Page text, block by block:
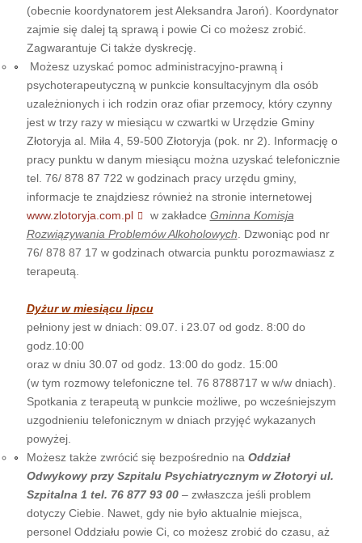
(obecnie koordynatorem jest Aleksandra Jaroń). Koordynator
zajmie się dalej tą sprawą i powie Ci co możesz zrobić.
Zagwarantuje Ci także dyskrecję.
Możesz uzyskać pomoc administracyjno-prawną i
psychoterapeutyczną w punkcie konsultacyjnym dla osób
uzależnionych i ich rodzin oraz ofiar przemocy, który czynny
jest w trzy razy w miesiącu w czwartki w Urzędzie Gminy
Złotoryja al. Miła 4, 59-500 Złotoryja (pok. nr 2). Informację o
pracy punktu w danym miesiącu można uzyskać telefonicznie
tel. 76/ 878 87 722 w godzinach pracy urzędu gminy,
informacje te znajdziesz również na stronie internetowej
www.zlotoryja.com.pl
w zakładce Gminna Komisja
Rozwiązywania Problemów Alkoholowych . Dzwoniąc pod nr
76/ 878 87 17 w godzinach otwarcia punktu porozmawiasz z
terapeutą.
Dyżur w miesiącu lipcu
pełniony jest w dniach: 09.07. i 23.07 od godz. 8:00 do
godz.10:00
oraz w dniu 30.07 od godz. 13:00 do godz. 15:00
(w tym rozmowy telefoniczne tel. 76 8788717 w w/w dniach).
Spotkania z terapeutą w punkcie możliwe, po wcześniejszym
uzgodnieniu telefonicznym w dniach przyjęć wykazanych
powyżej.
Możesz także zwrócić się bezpośrednio na Oddział
Odwykowy przy Szpitalu Psychiatrycznym w Złotoryi ul.
Szpitalna 1 tel. 76 877 93 00– zwłaszcza jeśli problem
dotyczy Ciebie. Nawet, gdy nie było aktualnie miejsca,
personel Oddziału powie Ci, co możesz zrobić do czasu, aż